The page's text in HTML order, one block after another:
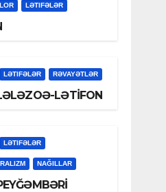
LƏTIFƏLƏR
LƏTIFƏLƏR RƏVAYƏTLƏR
LƏTİFON
LƏTIFƏLƏR
NAĞILLAR